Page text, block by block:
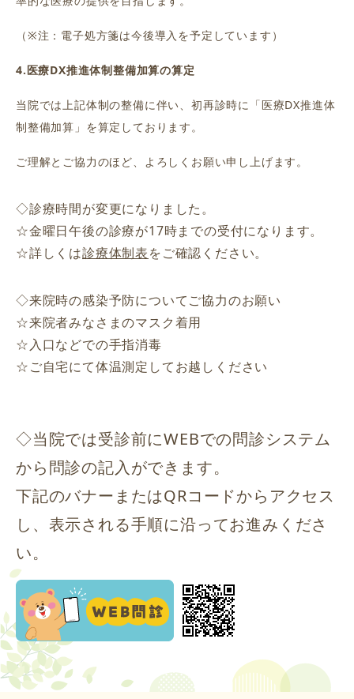
（※注：電子処方箋は今後導入を予定しています）
4.医療DX推進体制整備加算の算定
当院では上記体制の整備に伴い、初再診時に「医療DX推進体
制整備加算」を算定しております。
ご理解とご協力のほど、よろしくお願い申し上げます。
◇診療時間が変更になりました。
☆金曜日午後の診療が17時までの受付になります。
☆詳しくは診療体制表をご確認ください。
◇来院時の感染予防についてご協力のお願い
☆来院者みなさまのマスク着用
☆入口などでの手指消毒
☆ご自宅にて体温測定してお越しください
◇当院では受診前にWEBでの問診システム
から問診の記入ができます。
下記のバナーまたはQRコードからアクセス
し、表示される手順に沿ってお進みくださ
い。